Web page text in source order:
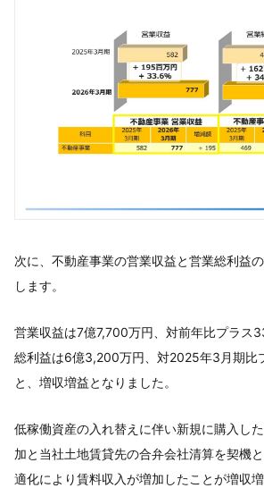
次に、不動産事業の営業収益と営業総利益
します。
営業収益は7億7,700万円、対前年比プラス
総利益は6億3,200万円、対2025年3月期比
と、増収増益となりました。
低稼働資産の入れ替えに伴い新規に購入し
加と当社土地賃貸先の合弁会社清算を契機
適化により賃料収入が増加したことが増収